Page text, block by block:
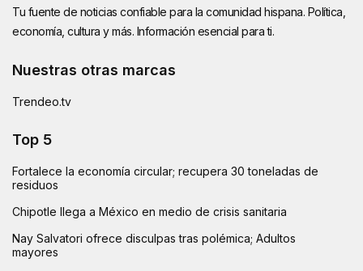
Tu fuente de noticias confiable para la comunidad hispana. Política,
economía, cultura y más. Información esencial para ti.
Nuestras otras marcas
Trendeo.tv
Top 5
Fortalece la economía circular; recupera 30 toneladas de
residuos
Chipotle llega a México en medio de crisis sanitaria
Nay Salvatori ofrece disculpas tras polémica; Adultos
mayores